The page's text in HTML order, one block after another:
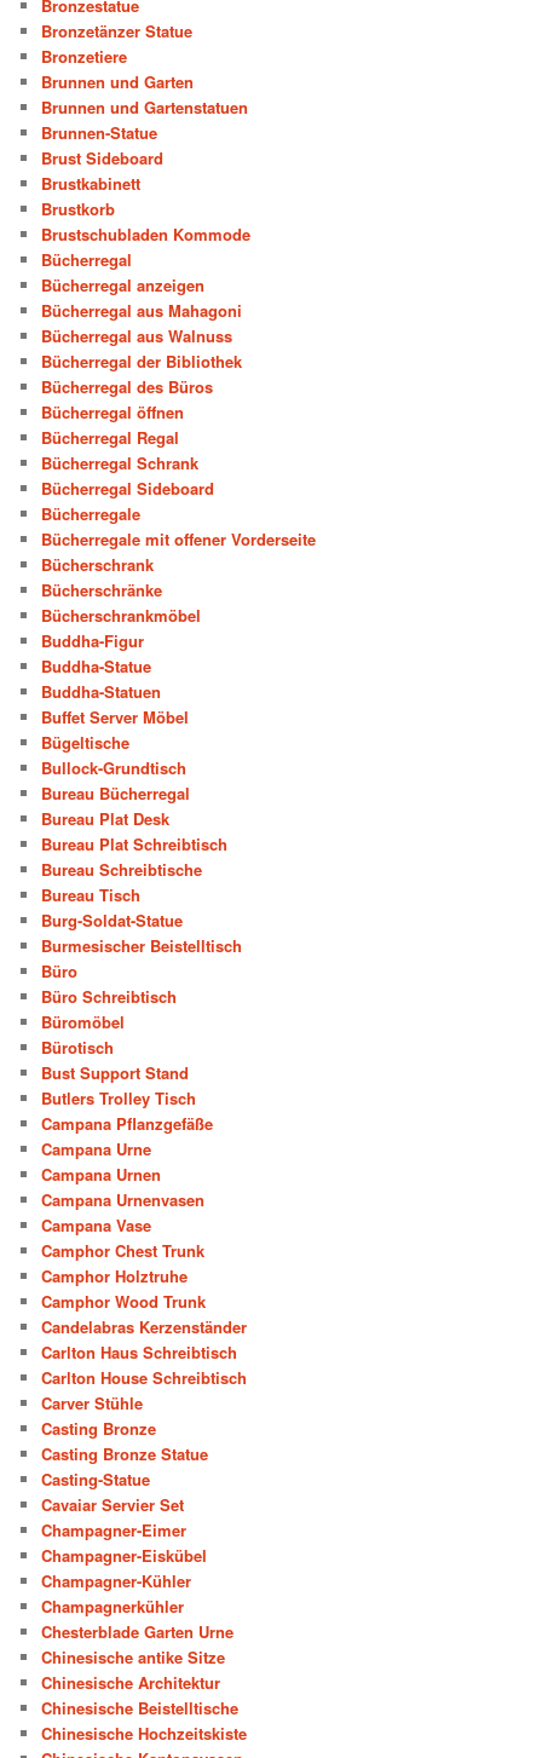
Bronzestatue
Bronzetänzer Statue
Bronzetiere
Brunnen und Garten
Brunnen und Gartenstatuen
Brunnen-Statue
Brust Sideboard
Brustkabinett
Brustkorb
Brustschubladen Kommode
Bücherregal
Bücherregal anzeigen
Bücherregal aus Mahagoni
Bücherregal aus Walnuss
Bücherregal der Bibliothek
Bücherregal des Büros
Bücherregal öffnen
Bücherregal Regal
Bücherregal Schrank
Bücherregal Sideboard
Bücherregale
Bücherregale mit offener Vorderseite
Bücherschrank
Bücherschränke
Bücherschrankmöbel
Buddha-Figur
Buddha-Statue
Buddha-Statuen
Buffet Server Möbel
Bügeltische
Bullock-Grundtisch
Bureau Bücherregal
Bureau Plat Desk
Bureau Plat Schreibtisch
Bureau Schreibtische
Bureau Tisch
Burg-Soldat-Statue
Burmesischer Beistelltisch
Büro
Büro Schreibtisch
Büromöbel
Bürotisch
Bust Support Stand
Butlers Trolley Tisch
Campana Pflanzgefäße
Campana Urne
Campana Urnen
Campana Urnenvasen
Campana Vase
Camphor Chest Trunk
Camphor Holztruhe
Camphor Wood Trunk
Candelabras Kerzenständer
Carlton Haus Schreibtisch
Carlton House Schreibtisch
Carver Stühle
Casting Bronze
Casting Bronze Statue
Casting-Statue
Cavaiar Servier Set
Champagner-Eimer
Champagner-Eiskübel
Champagner-Kühler
Champagnerkühler
Chesterblade Garten Urne
Chinesische antike Sitze
Chinesische Architektur
Chinesische Beistelltische
Chinesische Hochzeitskiste